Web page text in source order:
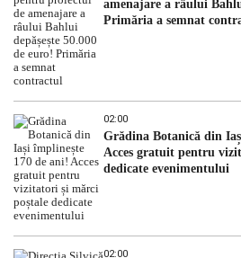
amenajare a râului
Primăria a semnat
02:00
Grădina Botanică din
Acces gratuit pentru
dedicate evenimentului
02:00